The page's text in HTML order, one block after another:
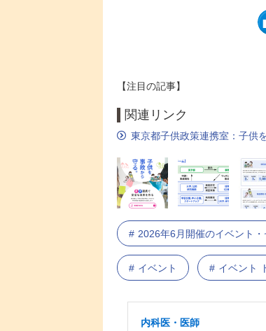
【注目の記事】
関連リンク
東京都子供政策連携室：子供
2026年6月開催のイベント・
イベント イベント
内科医・医師